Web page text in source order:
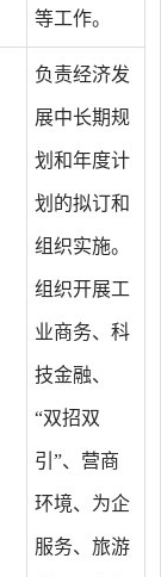
等工作。
负责经济发
展中长期规
划和年度计
划的拟订和
组织实施。
组织开展工
业商务、科
技金融、
“双招双
引”、营商
环境、为企
服务、旅游